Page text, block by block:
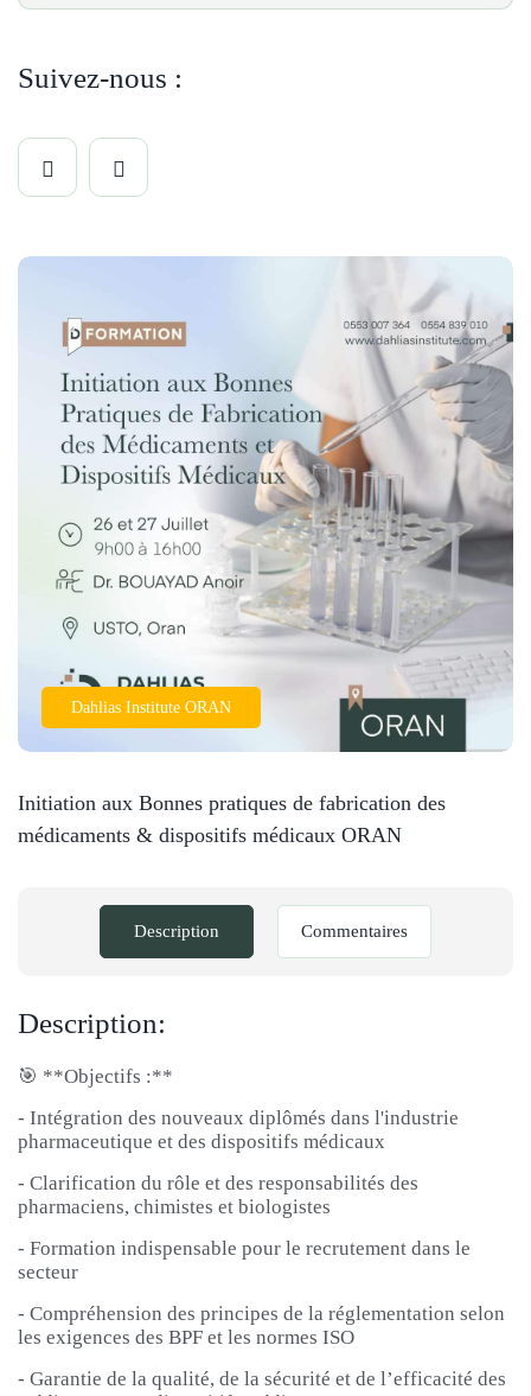
Suivez-nous :
Dahlias Institute ORAN
Initiation aux Bonnes pratiques de fabrication des
médicaments & dispositifs médicaux ORAN
Description Commentaires
Description:
🎯 **Objectifs :**
- Intégration des nouveaux diplômés dans l'industrie
pharmaceutique et des dispositifs médicaux
- Clarification du rôle et des responsabilités des
pharmaciens, chimistes et biologistes
- Formation indispensable pour le recrutement dans le
secteur
- Compréhension des principes de la réglementation selon
les exigences des BPF et les normes ISO
- Garantie de la qualité, de la sécurité et de l’efficacité des